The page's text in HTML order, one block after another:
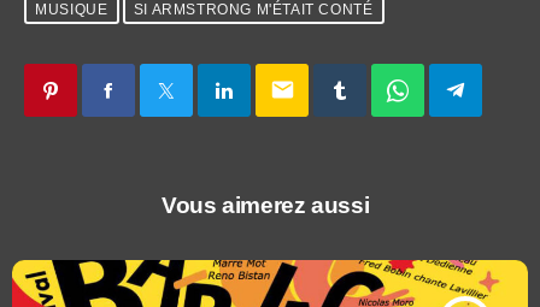
MUSIQUE SI ARMSTRONG M'ÉTAIT CONTÉ
email
Vous aimerez aussi